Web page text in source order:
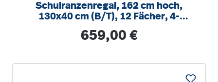
Schulranzenregal, 162 cm hoch,
130x40 cm (B/T), 12 Fächer, 4-
Regulärer Preis:
659,00 €